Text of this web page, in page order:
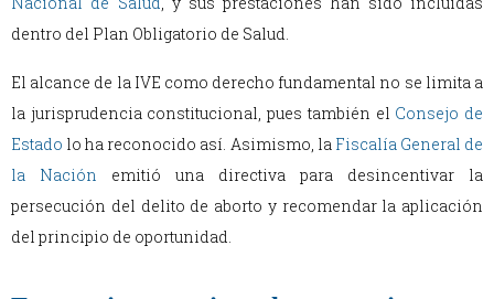
dentro del Plan Obligatorio de Salud.
El alcance de la IVE como derecho fundamental no se limita a
la jurisprudencia constitucional, pues también el Consejo de
Estado lo ha reconocido así. Asimismo, la Fiscalía General de
la Nación
emitió una directiva para desincentivar la
persecución del delito de aborto y recomendar la aplicación
del principio de oportunidad.